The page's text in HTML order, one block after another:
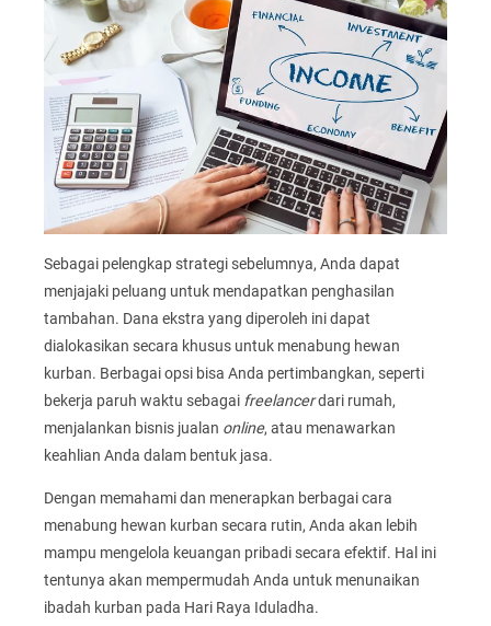
Sebagai pelengkap strategi sebelumnya, Anda dapat
menjajaki peluang untuk mendapatkan penghasilan
tambahan. Dana ekstra yang diperoleh ini dapat
dialokasikan secara khusus untuk menabung hewan
kurban. Berbagai opsi bisa Anda pertimbangkan, seperti
bekerja paruh waktu sebagai freelancerdari rumah,
menjalankan bisnis jualan online, atau menawarkan
keahlian Anda dalam bentuk jasa.
Dengan memahami dan menerapkan berbagai cara
menabung hewan kurban secara rutin, Anda akan lebih
mampu mengelola keuangan pribadi secara efektif. Hal ini
tentunya akan mempermudah Anda untuk menunaikan
ibadah kurban pada Hari Raya Iduladha.